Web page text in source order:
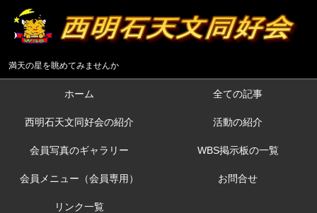
満天の星を眺めてみませんか
ホーム 全ての記事
西明石天文同好会の紹介 活動の紹介
会員写真のギャラリー WBS掲示板の一覧
会員メニュー（会員専用） お問合せ
リンク一覧